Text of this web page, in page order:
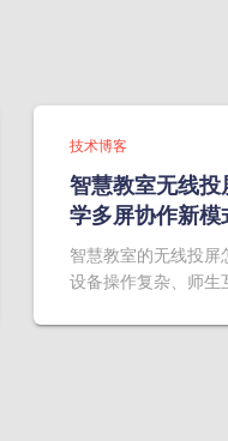
技术博客
智慧教室无线
学多屏协作新模
智慧教室的无线投屏
设备操作复杂、师生